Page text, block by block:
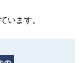
います。